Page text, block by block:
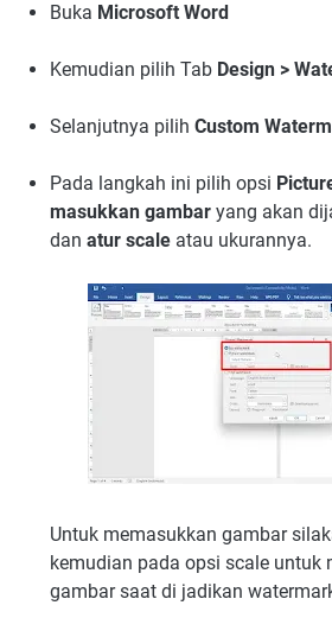
Buka Microsoft Word
Kemudian pilih Tab Design >
Selanjutnya pilih Custom
Pada langkah ini pilih opsi
masukkan gambar yang akan
dan atur scale atau ukurannya.
Untuk memasukkan gambar
kemudian pada opsi scale untuk
gambar saat di jadikan